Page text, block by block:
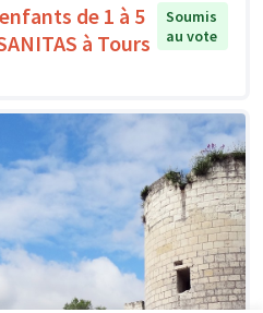
de 1 à 5
à Tours
Soumis
au vote